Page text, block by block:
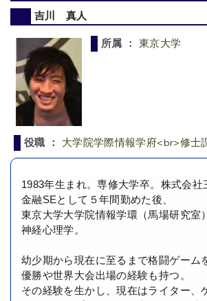
吉川 真人
所属 ： 東京大学
役職 ： 大学院学際情報学府<br>修士
1983年生まれ。専修大学卒。株式会社
金融SEとして５年間勤めた後、
東京大学大学院情報学環（馬場研究室
神経心理学。
幼少期から現在に至るまで格闘ゲーム
優勝や世界大会出場の経験も持つ。
その経験を生かし、現在はライター、